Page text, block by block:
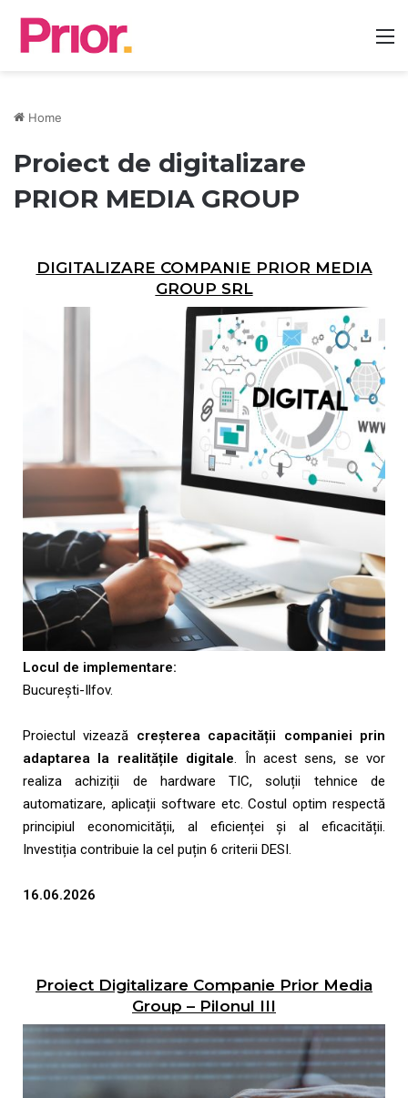
Home
Proiect de digitalizare
PRIOR MEDIA GROUP
DIGITALIZARE COMPANIE PRIOR MEDIA
GROUP SRL
Locul de implementare:
București-Ilfov.
Proiectul vizează creșterea capacității companiei prin
adaptarea la realitățile digitale. În acest sens, se vor
realiza achiziții de hardware TIC, soluții tehnice de
automatizare, aplicații software etc. Costul optim respectă
principiul economicității, al eficienței și al eficacității.
Investiția contribuie la cel puțin 6 criterii DESI.
16.06.2026
Proiect Digitalizare Companie Prior Media
Group – Pilonul III